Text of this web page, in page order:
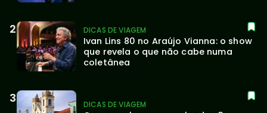
DICAS DE VIAGEM
Ivan Lins 80 no Araújo Vianna: o show
que revela o que não cabe numa
coletânea
DICAS DE VIAGEM